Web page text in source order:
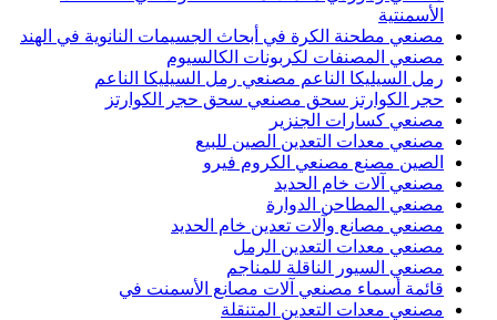
الأسمنتية
مصنعي مطحنة الكرة في أبحاث الجسيمات النانوية في الهند
مصنعي المصنفات لكربونات الكالسيوم
رمل السيليكا الناعم مصنعي رمل السيليكا الناعم
حجر الكوارتز سحق مصنعي سحق حجر الكوارتز
مصنعي كسارات الجنزير
مصنعي معدات التعدين الصين للبيع
الصين مصنع مصنعي الكروم فيرو
مصنعي آلات خام الحديد
مصنعي المطاحن الدوارة
مصنعي مصانع وآلات تعدين خام الحديد
مصنعي معدات التعدين الرمل
مصنعي السيور الناقلة للمناجم
قائمة أسماء مصنعي آلات مصانع الأسمنت في
مصنعي معدات التعدين المتنقلة